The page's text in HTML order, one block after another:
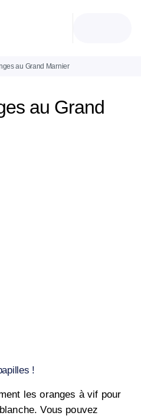
au Grand Marnier
au Grand
!
les oranges à vif pour
Vous pouvez